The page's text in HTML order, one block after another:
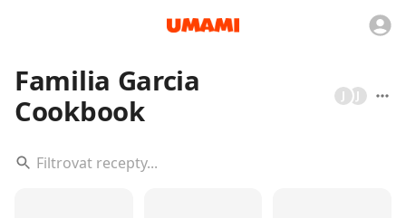
Familia Garcia
Cookbook
J
J